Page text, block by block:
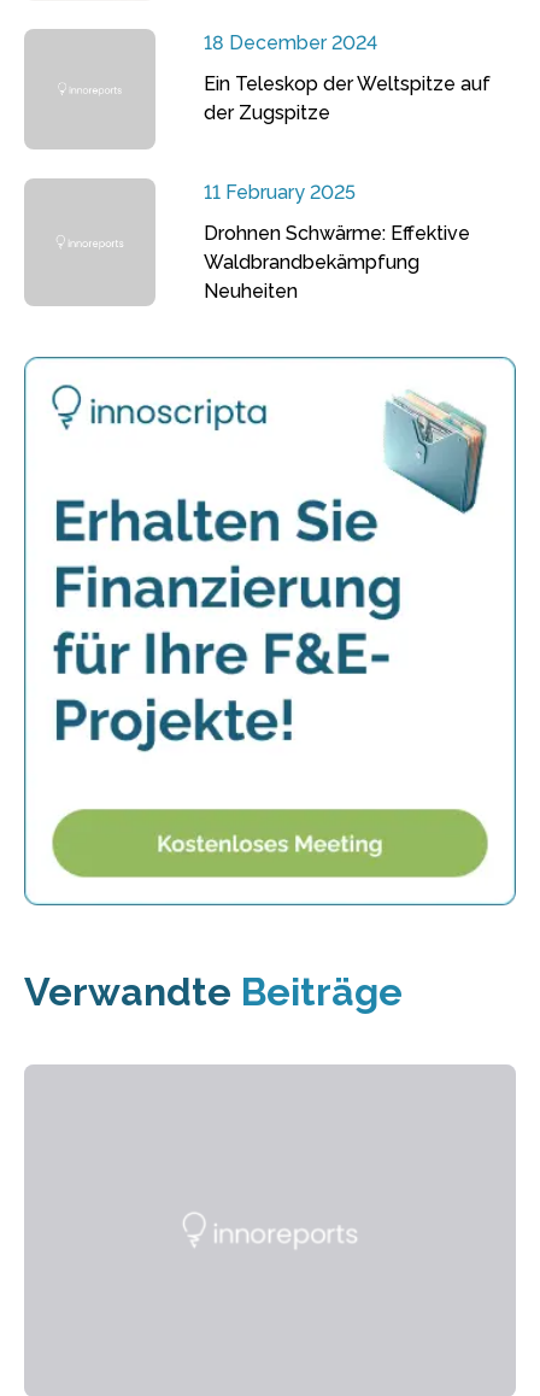
18 December 2024
Ein Teleskop der Weltspitze auf
der Zugspitze
11 February 2025
Drohnen Schwärme: Effektive
Waldbrandbekämpfung
Neuheiten
Verwandte Beiträge